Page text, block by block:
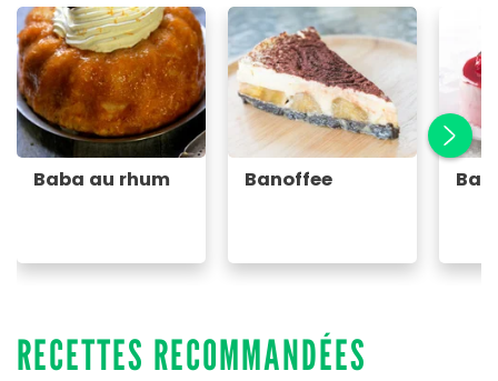
Baba au rhum Banoffee
RECETTES RECOMMANDÉES